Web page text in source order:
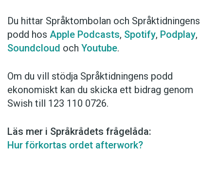
Du hittar Språktombolan och Språktidningens
podd hos Apple Podcasts, Spotify, Podplay,
Soundcloud och Youtube.
Om du vill stödja Språktidningens podd
ekonomiskt kan du skicka ett bidrag genom
Swish till 123 110 0726.
Läs mer i Språkrådets frågelåda:
Hur förkortas ordet afterwork?